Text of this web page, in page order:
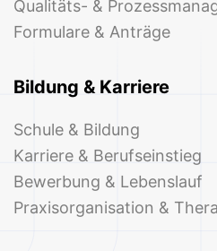
Qualitäts- &
Formulare & Anträge
Bildung & Karriere
Schule & Bildung
Karriere & Berufseinstieg
Bewerbung & Lebenslauf
Praxisorganisation &